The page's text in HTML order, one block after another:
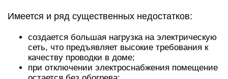
Имеется и ряд существенных недостатков:
создается большая нагрузка на электрическую
сеть, что предъявляет высокие требования к
качеству проводки в доме;
при отключении электроснабжения помещение